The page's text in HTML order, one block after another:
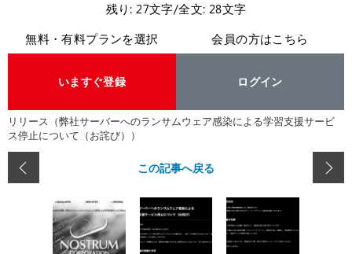
残り: 27文字/全文: 28文字
無料・有料プランを選択
いますぐ登録
会員の方はこちら
ログイン
リリース（弊社サーバーへのランサムウェア感染による学習支援サービ
ス停止について（お詫び））
この記事へ戻る